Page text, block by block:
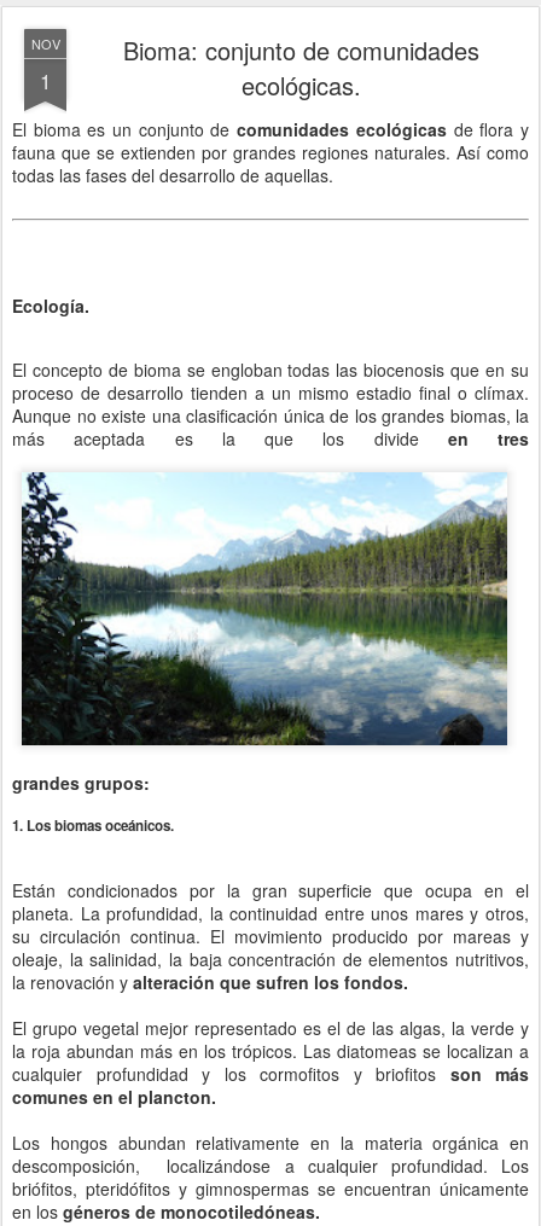
NOV
1
Bioma: conjunto de comunidades
ecológicas.
El bioma es un conjunto decomunidades ecológicasde flora y
fauna que se extienden por grandes regiones naturales. Así como
todas las fases del desarrollo de aquellas.
Ecología.
El concepto de bioma se engloban todas las biocenosis que en su
proceso de desarrollo tienden a un mismo estadio final o clímax.
Aunque no existe una clasificación única de los grandes biomas, la
más aceptada es la que los divide en tres
grandes grupos:
1. Los biomas oceánicos.
Están condicionados por la gran superficie que ocupa en el
planeta. La profundidad, la continuidad entre unos mares y otros,
su circulación continua. El movimiento producido por mareas y
oleaje, la salinidad, la baja concentración de elementos nutritivos,
la renovación y alteración que sufren los fondos.
El grupo vegetal mejor representado es el de las algas, la verde y
la roja abundan más en los trópicos. Las diatomeas se localizan a
cualquier profundidad y los cormofitos y briofitos son más
comunes en el plancton.
Los hongos abundan relativamente en la materia orgánica en
descomposición, localizándose a cualquier profundidad. Los
briófitos, pteridófitos y gimnospermas se encuentran únicamente
en los géneros de monocotiledóneas.